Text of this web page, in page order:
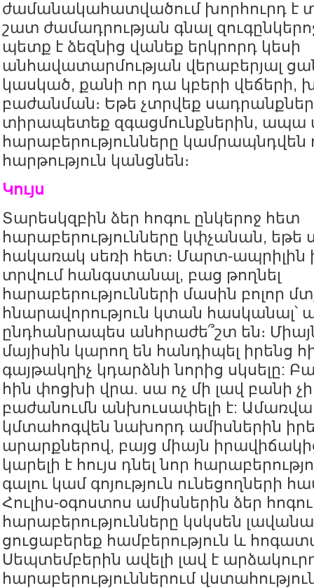
ժամանակահատվածում խորհուրդ է
շատ ժամադրության գնալ
պետք է ձեզնից վանեք երկրորդ կեսի
անհավատարմության վերաբերյալ
կասկած, քանի որ դա կբերի վեճերի,
բաժանման։ Եթե չտրվեք
տիրապետեք զգացմունքներին, ապա
հարաբերությունները կամրապնդվեն
հարթություն կանցնեն։
Կույս
Տարեսկզբին ձեր հոգու ընկերոջ հետ
հարաբերությունները կփչանան,
հակառակ սեռի հետ։ Մարտ-ապրիլին
տրվում հանգստանալ, բաց թողնել
հարաբերությունների մասին բոլոր
հնարավորություն կտան հասկանալ՝
ընդհանրապես անհրաժե՞շտ են։
մայիսին կարող են հանդիպել իրենց
գայթակղիչ կդարձնի նորից սկսելը:
հին փոցխի վրա. սա ոչ մի լավ բանի
բաժանումն անխուսափելի է: Ամառվա
կմտահոգվեն նախորդ ամիսներին
արարքներով, բայց միայն
կարելի է հույս դնել նոր
գալու կամ գոյություն ունեցողների
Հուլիս-օգոստոս ամիսներին ձեր
հարաբերությունները կսկսեն
ցուցաբերեք համբերություն և
Սեպտեմբերին ավելի լավ է
հարաբերություններում